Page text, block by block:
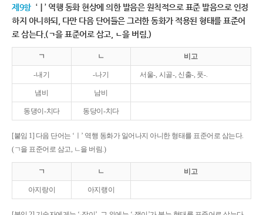
제9항 ‘ㅣ’ 역행 동화 현상에 의한 발음은 원칙적으로 표준 발음으로 인정
하지 아니하되, 다만 다음 단어들은 그러한 동화가 적용된 형태를 표준어
로 삼는다.(ㄱ을 표준어로 삼고, ㄴ을 버림.)
ㄱ ㄴ 비고
-내기 -나기 서울-, 시골-, 신출-, 풋-.
냄비 남비
동댕이-치다 동당이-치다
[붙임 1] 다음 단어는 ‘ㅣ’ 역행 동화가 일어나지 아니한 형태를 표준어로 삼는다.
(ㄱ을 표준어로 삼고, ㄴ을 버림.)
ㄱ ㄴ 비고
아지랑이 아지랭이